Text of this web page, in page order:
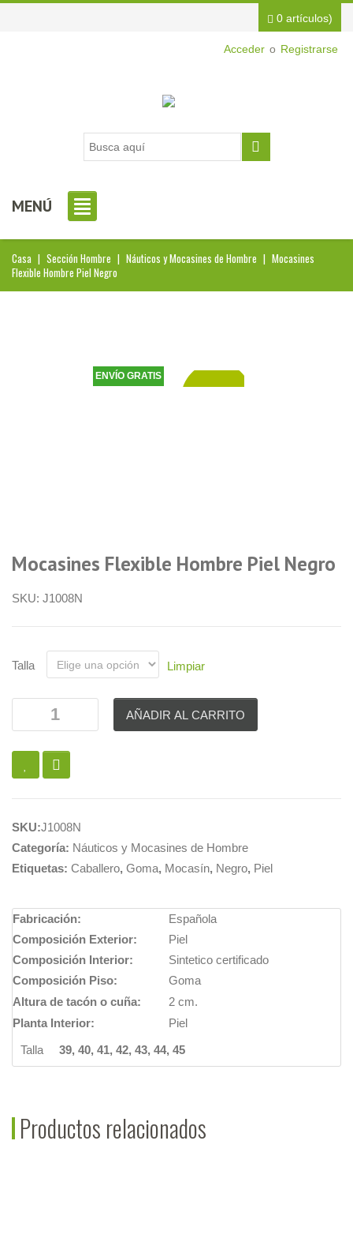
Acceder o Registrarse
0 artículos)
MENÚ
Casa | Sección Hombre | Náuticos y Mocasines de Hombre | Mocasines
Flexible Hombre Piel Negro
ENVÍO GRATIS
Mocasines Flexible Hombre Piel Negro
SKU: J1008N
Talla Limpiar
AÑADIR AL CARRITO
SKU:J1008N
Categoría: Náuticos y Mocasines de Hombre
Etiquetas: Caballero, Goma, Mocasín, Negro, Piel
Fabricación:
Española
Composición Exterior:
Piel
Composición Interior:
Sintetico certificado
Composición Piso:
Goma
Altura de tacón o cuña:
2 cm.
Planta Interior:
Piel
Talla
39, 40, 41, 42, 43, 44, 45
Productos relacionados